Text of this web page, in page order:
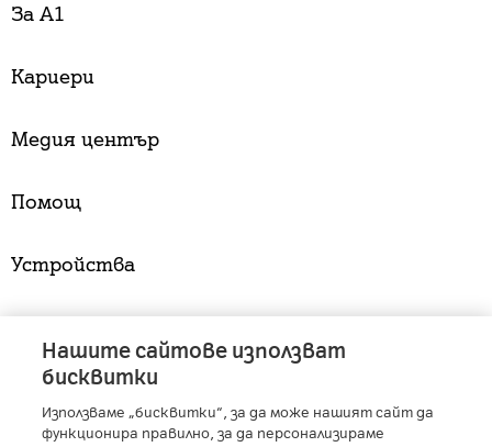
За А1
Кариери
Медия център
Помощ
Устройства
A1 Austria - A1 Croatia - A1 Serbia - A1 Belarus
Нашите сайтове използват
бисквитки
Използваме „бисквитки“, за да може нашият сайт да
функционира правилно, за да персонализираме